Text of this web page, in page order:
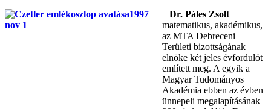
Dr. Páles Zsolt
matematikus, akadémikus,
az MTA Debreceni
Területi bizottságának
elnöke két jeles évfordulót
említett meg. A egyik a
Magyar Tudományos
Akadémia ebben az évben
ünnepeli megalapításának